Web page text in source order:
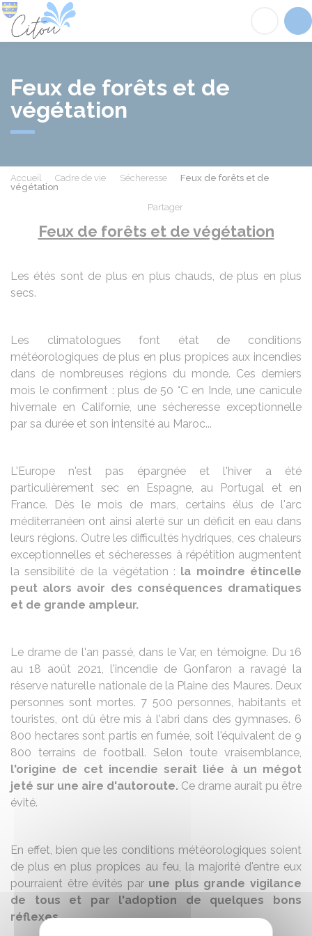
Feux de forêts et de
végétation
Accueil Cadre de vie Sécheresse
Feux de forêts et de
végétation
Partager
Feux de forêts et de végétation
Les étés sont de plus en plus chauds, de plus en plus
secs.
Les climatologues font état de conditions
météorologiques de plus en plus propices aux incendies
dans de nombreuses régions du monde. Ces derniers
mois le confirment : plus de 50 °C en Inde, une canicule
hivernale en Californie, une sécheresse exceptionnelle
par sa durée et son intensité au Maroc...
L'Europe n'est pas épargnée et l'hiver a été
particulièrement sec en Espagne, au Portugal et en
France. Dès le mois de mars, certains élus de l'arc
méditerranéen ont ainsi alerté sur un déficit en eau dans
leurs régions. Outre les difficultés hydriques, ces chaleurs
exceptionnelles et sécheresses à répétition augmentent
la sensibilité de la végétation : la moindre étincelle
peut alors avoir des conséquences dramatiques
et de grande ampleur.
Le drame de l'an passé, dans le Var, en témoigne. Du 16
au 18 août 2021, l'incendie de Gonfaron a ravagé la
réserve naturelle nationale de la Plaine des Maures. Deux
personnes sont mortes. 7 500 personnes, habitants et
touristes, ont dû être mis à l'abri dans des gymnases. 6
800 hectares sont partis en fumée, soit l'équivalent de 9
800 terrains de football. Selon toute vraisemblance,
l'origine de cet incendie serait liée à un mégot
jeté sur une aire d'autoroute. Ce drame aurait pu être
évité.
En effet, bien que les conditions météorologiques soient
de plus en plus propices au feu, la majorité d'entre eux
pourraient être évités par une plus grande vigilance
de tous et par l'adoption de quelques bons
réflexes.